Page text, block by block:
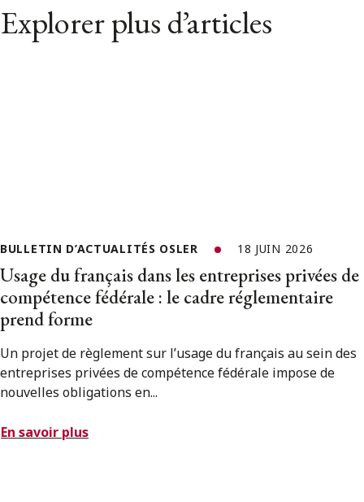
Explorer plus d’articles
BULLETIN D’ACTUALITÉS OSLER 18 JUIN 2026
Usage du français dans les entreprises privées de
compétence fédérale : le cadre réglementaire
prend forme
Un projet de règlement sur l’usage du français au sein des
entreprises privées de compétence fédérale impose de
nouvelles obligations en...
En savoir plus